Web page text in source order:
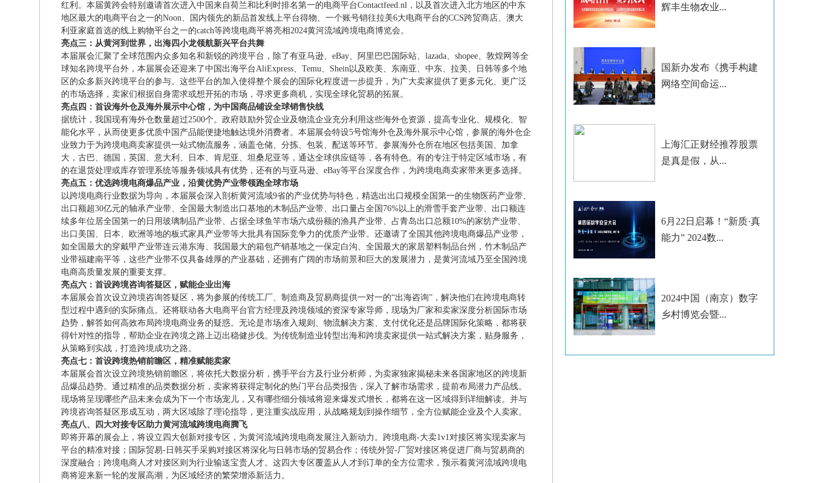
红利。本届黄跨会特别邀请首次进入中国来自荷兰和比利时排名第一的电商平台Contactfeed.nl，以及首次进入北方地区的中东
地区最大的电商平台之一的Noon、国内领先的新品首发线上平台得物、一个账号销往拉美6大电商平台的CCS跨贸商店、澳大
利亚家庭首选的线上购物平台之一的catch等跨境电商平将亮相2024黄河流域跨境电商博览会。
亮点三： 从黄河到世界，出海四小龙领航新兴平台共舞
本届展会汇聚了全球范围内众多知名和新锐的跨境平台，除了有亚马逊、eBay、阿里巴巴国际站、lazada、shopee、敦煌网等全
球知名跨境平台外，本届展会还迎来了中国出海平台AliExpress、Temu、Shein以及欧美、东南亚、中东、拉美、日韩等多个地
区的众多新兴跨境平台的参与。这些平台的加入使得整个展会的国际化程度进一步提升，为广大卖家提供了更多元化、更广泛
的市场选择，卖家们根据自身需求或想开拓的市场，寻求更多商机，实现全球化贸易的拓展。
亮点四：首设海外仓及海外展示中心馆，为中国商品铺设全球销售快线
据统计，我国现有海外仓数量超过2500个。政府鼓励外贸企业及物流企业充分利用这些海外仓资源，提高专业化、规模化、智
能化水平，从而使更多优质中国产品能便捷地触达境外消费者。本届展会特设5号馆海外仓及海外展示中心馆，参展的海外仓企
业致力于为跨境电商卖家提供一站式物流服务，涵盖仓储、分拣、包装、配送等环节。参展海外仓所在地区包括美国、加拿
大，古巴、德国，英国、意大利、日本、肯尼亚、坦桑尼亚等，通达全球供应链等，各有特色。有的专注于特定区域市场，有
的在退货处理或库存管理系统等服务领域具有优势，还有的与亚马逊、eBay等平台深度合作，为跨境电商卖家带来更多选择。
亮点五：优选跨境电商爆品产业，沿黄优势产业带领跑全球市场
以跨境电商行业数据为导向，本届展会深入剖析黄河流域9省的产业优势与特色，精选出出口规模全国第一的生物医药产业带、
出口额超30亿元的轴承产业带、全国最大制造出口基地的木制品产业带、出口量占全国76%以上的滑雪手套产业带、出口额连
续多年位居全国第一的日用玻璃制品产业带、占据全球鱼竿市场六成份额的渔具产业带、占青岛出口总额10%的家纺产业带、
出口美国、日本、欧洲等地的板式家具产业带等大批具有国际竞争力的优质产业带。还邀请了全国其他跨境电商爆品产业带，
如全国最大的穿戴甲产业带连云港东海、我国最大的箱包产销基地之一保定白沟、全国最大的家居塑料制品台州，竹木制品产
业带福建南平等，这些产业带不仅具备雄厚的产业基础，还拥有广阔的市场前景和巨大的发展潜力，是黄河流域乃至全国跨境
电商高质量发展的重要支撑。
亮点六：首设跨境咨询答疑区，赋能企业出海
本届展会首次设立跨境咨询答疑区，将为参展的传统工厂、制造商及贸易商提供一对一的“出海咨询”，解决他们在跨境电商转
型过程中遇到的实际痛点。还将联动各大电商平台官方经理及跨境领域的资深专家导师，现场为厂家和卖家深度分析国际市场
趋势，解答如何高效布局跨境电商业务的疑惑。无论是市场准入规则、物流解决方案、支付优化还是品牌国际化策略，都将获
得针对性的指导，帮助企业在跨境之路上迈出稳健步伐。为传统制造业转型出海和跨境卖家提供一站式解决方案，贴身服务，
从策略到实战，打造跨境成功之路。
亮点七：首设跨境热销前瞻区，精准赋能卖家
本届展会首次设立跨境热销前瞻区，将依托大数据分析，携手平台方及行业分析师，为卖家独家揭秘未来各国家地区的跨境新
品爆品趋势。通过精准的品类数据分析，卖家将获得定制化的热门平台品类报告，深入了解市场需求，提前布局潜力产品线。
现场将呈现哪些产品未来会成为下一个市场宠儿，又有哪些细分领域将迎来爆发式增长，都将在这一区域得到详细解读。并与
跨境咨询答疑区形成互动，两大区域除了理论指导，更注重实战应用，从战略规划到操作细节，全方位赋能企业及个人卖家。
亮点八、四大对接专区助力黄河流域跨境电商腾飞
即将开幕的展会上，将设立四大创新对接专区，为黄河流域跨境电商发展注入新动力。跨境电商-大卖1v1对接区将实现卖家与
平台的精准对接；国际贸易-日韩买手采购对接区将深化与日韩市场的贸易合作；传统外贸-厂贸对接区将促进厂商与贸易商的
深度融合；跨境电商人才对接区则为行业输送宝贵人才。这四大专区覆盖从人才到订单的全方位需求，预示着黄河流域跨境电
商将迎来新一轮的发展高潮，为区域经济的繁荣增添新活力。
辉丰生物农业...
国新办发布《携手构建
网络空间命运...
上海汇正财经推荐股票
是真是假，从...
6月22日启幕！“新质·真
能力” 2024数...
2024中国（南京）数字
乡村博览会暨...